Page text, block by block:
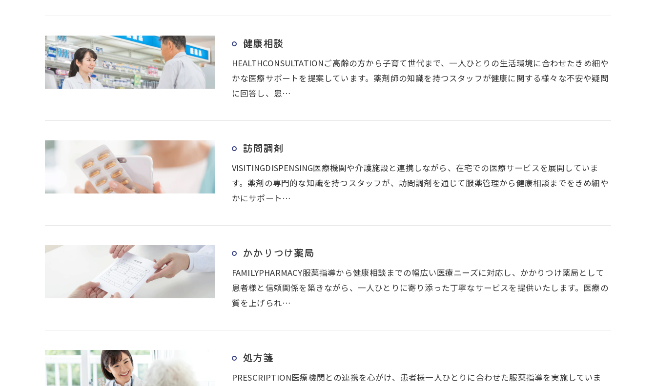
健康相談
HEALTHCONSULTATIONご高齢の方から子育て世代まで、一人ひとりの生活環境に合わせたきめ細や
かな医療サポートを提案しています。薬剤師の知識を持つスタッフが健康に関する様々な不安や疑問
に回答し、患…
訪問調剤
VISITINGDISPENSING医療機関や介護施設と連携しながら、在宅での医療サービスを展開していま
す。薬剤の専門的な知識を持つスタッフが、訪問調剤を通じて服薬管理から健康相談までをきめ細や
かにサポート…
かかりつけ薬局
FAMILYPHARMACY服薬指導から健康相談までの幅広い医療ニーズに対応し、かかりつけ薬局として
患者様と信頼関係を築きながら、一人ひとりに寄り添った丁寧なサービスを提供いたします。医療の
質を上げられ…
処方箋
PRESCRIPTION医療機関との連携を心がけ、患者様一人ひとりに合わせた服薬指導を実施していま